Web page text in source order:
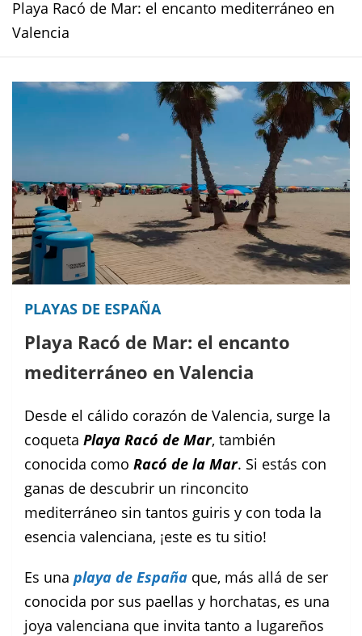
Playa Racó de Mar: el encanto mediterráneo en
Valencia
PLAYAS DE ESPAÑA
Playa Racó de Mar: el encanto
mediterráneo en Valencia
Desde el cálido corazón de Valencia, surge la
coqueta Playa Racó de Mar, también
conocida como Racó de la Mar. Si estás con
ganas de descubrir un rinconcito
mediterráneo sin tantos guiris y con toda la
esencia valenciana, ¡este es tu sitio!
Es una playa de España que, más allá de ser
conocida por sus paellas y horchatas, es una
joya valenciana que invita tanto a lugareños